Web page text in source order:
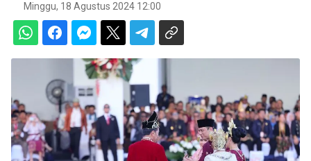
Minggu, 18 Agustus 2024 12:00